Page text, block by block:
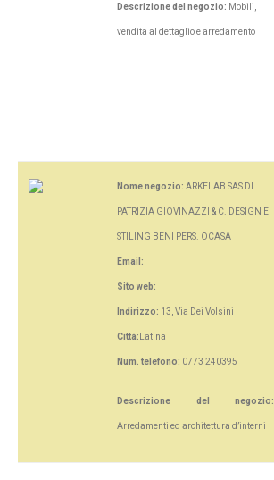
Descrizione del negozio: Mobili,
vendita al dettaglio e arredamento
Nome negozio: ARKELAB SAS DI
PATRIZIA GIOVINAZZI & C. DESIGN E
STILING BENI PERS. OCASA
Email:
Sito web:
Indirizzo: 13, Via Dei Volsini
Città: Latina
Num. telefono: 0773 240395
Descrizione del negozio:
Arredamenti ed architettura d’interni